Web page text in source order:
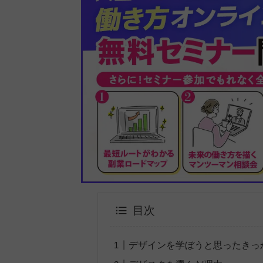
目次
デザインを学ぼうと思ったきっ